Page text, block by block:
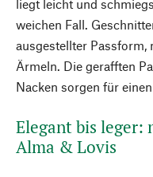
liegt leicht und
weichen Fall.
ausgestellter
Ärmeln. Die gerafften
Nacken sorgen für
Elegant bis leger:
Alma & Lovis